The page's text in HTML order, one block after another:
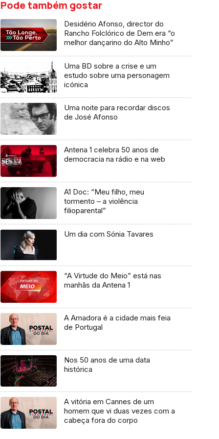
Pode também gostar
Desidério Afonso, director do
Rancho Folclórico de Dem era “o
melhor dançarino do Alto Minho”
Uma BD sobre a crise e um
estudo sobre uma personagem
icónica
Uma noite para recordar discos
de José Afonso
Antena 1 celebra 50 anos de
democracia na rádio e na web
A1 Doc: “Meu filho, meu
tormento – a violência
filioparental”
Um dia com Sónia Tavares
“A Virtude do Meio” está nas
manhãs da Antena 1
A Amadora é a cidade mais feia
de Portugal
Nos 50 anos de uma data
histórica
A vitória em Cannes de um
homem que vi duas vezes com a
cabeça fora do corpo